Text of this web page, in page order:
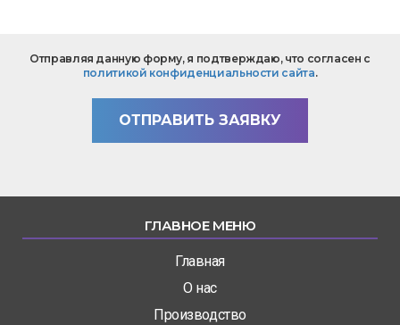
вопроса
Отправляя данную форму, я подтверждаю, что согласен с
политикой конфиденциальности сайта.
ОТПРАВИТЬ ЗАЯВКУ
ГЛАВНОЕ МЕНЮ
Главная
О нас
Производство